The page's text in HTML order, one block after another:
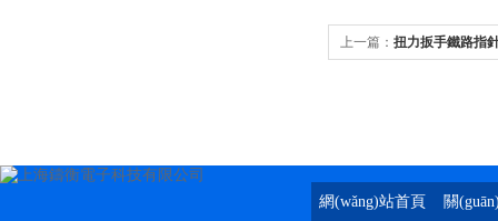
上一篇： 扭力扳手鐵路指
網(wǎng)站首頁 關